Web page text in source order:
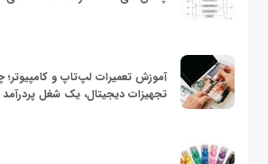
آموزش تعمیرات لپ‌تاپ و کامپیوتر؛
تجهیزات دیجیتال، یک شغل پردرآمد